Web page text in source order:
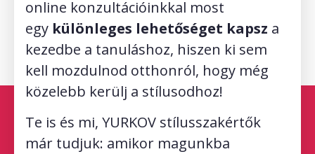
online konzultációinkkal most
egy különleges lehetőséget kapsz a
kezedbe a tanuláshoz, hiszen ki sem
kell mozdulnod otthonról, hogy még
közelebb kerülj a stílusodhoz!
Te is és mi, YURKOV stílusszakértők
már tudjuk: amikor magunkba